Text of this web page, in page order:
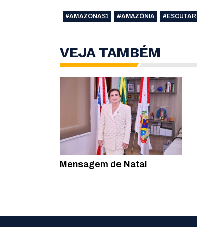
#AMAZONAS1 #AMAZÔNIA #ESCUTAR
VEJA TAMBÉM
Mensagem de Natal